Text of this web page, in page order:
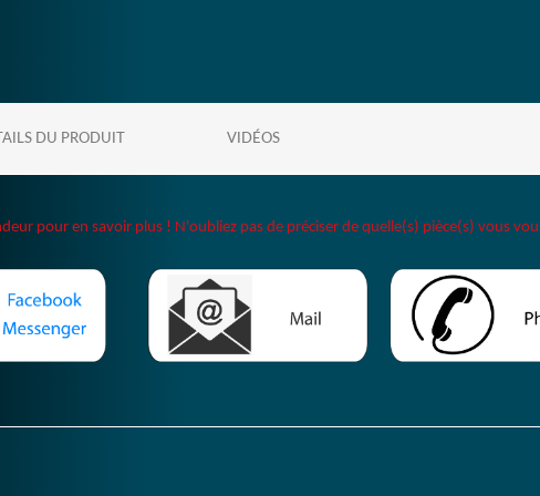
DU PRODUIT VIDÉOS
pour en savoir plus ! N'oubliez pas de préciser de quelle(s) pièce(s) vous